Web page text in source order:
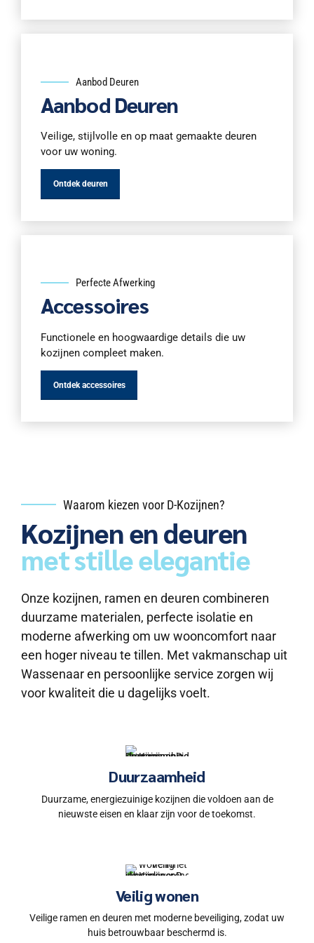
Aanbod Deuren
Aanbod Deuren
Veilige, stijlvolle en op maat gemaakte deuren
voor uw woning.
Ontdek deuren
Perfecte Afwerking
Accessoires
Functionele en hoogwaardige details die uw
kozijnen compleet maken.
Ontdek accessoires
Waarom kiezen voor D-Kozijnen?
Kozijnen en deuren
met stille elegantie
Onze kozijnen, ramen en deuren combineren
duurzame materialen, perfecte isolatie en
moderne afwerking om uw wooncomfort naar
een hoger niveau te tillen. Met vakmanschap uit
Wassenaar en persoonlijke service zorgen wij
voor kwaliteit die u dagelijks voelt.
Duurzaamheid
Duurzame, energiezuinige kozijnen die voldoen aan de
nieuwste eisen en klaar zijn voor de toekomst.
Veilig wonen
Veilige ramen en deuren met moderne beveiliging, zodat uw
huis betrouwbaar beschermd is.